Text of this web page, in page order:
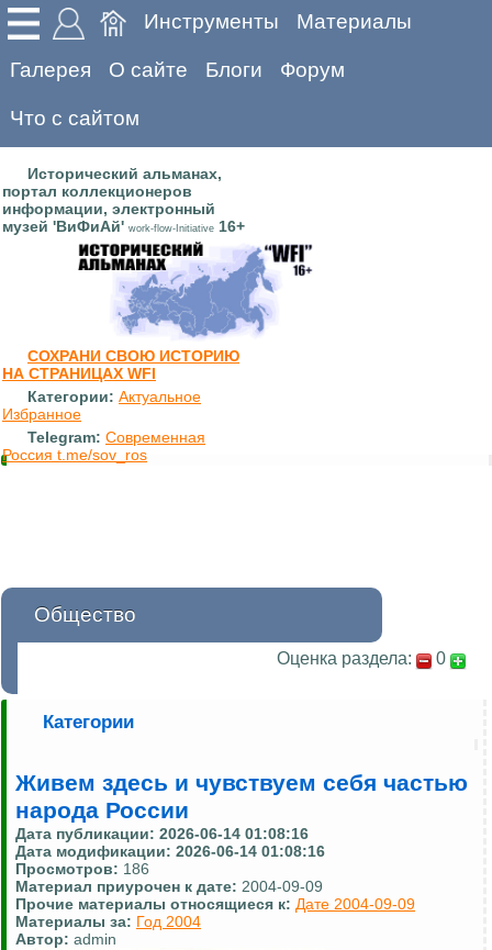
Инструменты Материалы
Галерея О сайте Блоги Форум
Что с сайтом
Исторический альманах,
портал коллекционеров
информации, электронный
музей 'ВиФиАй' work-flow-Initiative 16+
СОХРАНИ СВОЮ ИСТОРИЮ
НА СТРАНИЦАХ WFI
Категории: Актуальное
Избранное
Telegram: Современная
Россия t.me/sov_ros
Общество
Оценка раздела: 0
Категории
Живем здесь и чувствуем себя частью
народа России
Дата публикации: 2026-06-14 01:08:16
Дата модификации: 2026-06-14 01:08:16
Просмотров: 186
Материал приурочен к дате: 2004-09-09
Прочие материалы относящиеся к: Дате 2004-09-09
Материалы за: Год 2004
Автор: admin